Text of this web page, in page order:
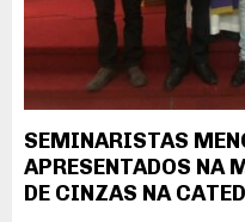
SEMINARISTAS
APRESENTADOS NA
DE CINZAS NA